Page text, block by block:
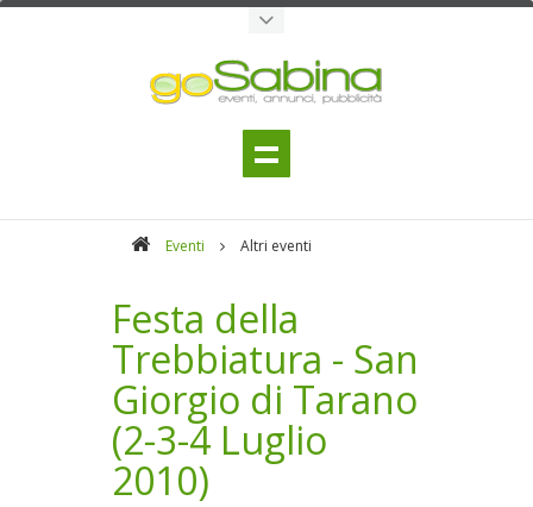
Eventi Altri eventi
Festa della
Trebbiatura - San
Giorgio di Tarano
(2-3-4 Luglio
2010)